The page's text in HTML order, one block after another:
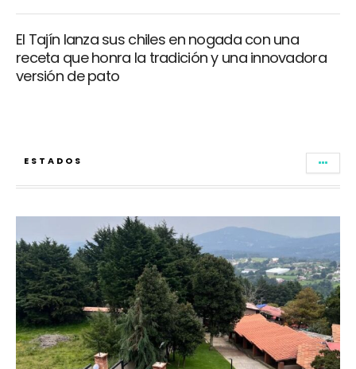
El Tajín lanza sus chiles en nogada con una
receta que honra la tradición y una innovadora
versión de pato
ESTADOS